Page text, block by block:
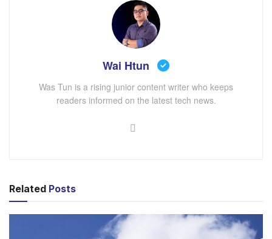
တော့ Beta Version အဆင့်ပဲရှိသေးတာဖြစ်ပြီး Public
Version ကိုတော့ ဘယ်အချိန်မှာမှ ထုတ်ပေးမလဲဆိုတာ မ
သိရသေးပါဘူး။ ဝမ်းနည်းစရာတစ်ခုကတော့ Acrobat အား
ဝယ်ယူထားသူများသာ အသုံးပြုနိုင်မှာဖြစ်ကြောင်း သိရပါ
Wai Htun
Was Tun is a rising junior content writer who keeps
readers informed on the latest tech news.
Related Posts